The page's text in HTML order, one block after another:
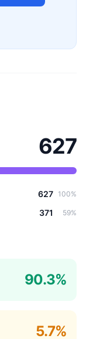
627
627 100%
371 59%
90.3%
5.7%